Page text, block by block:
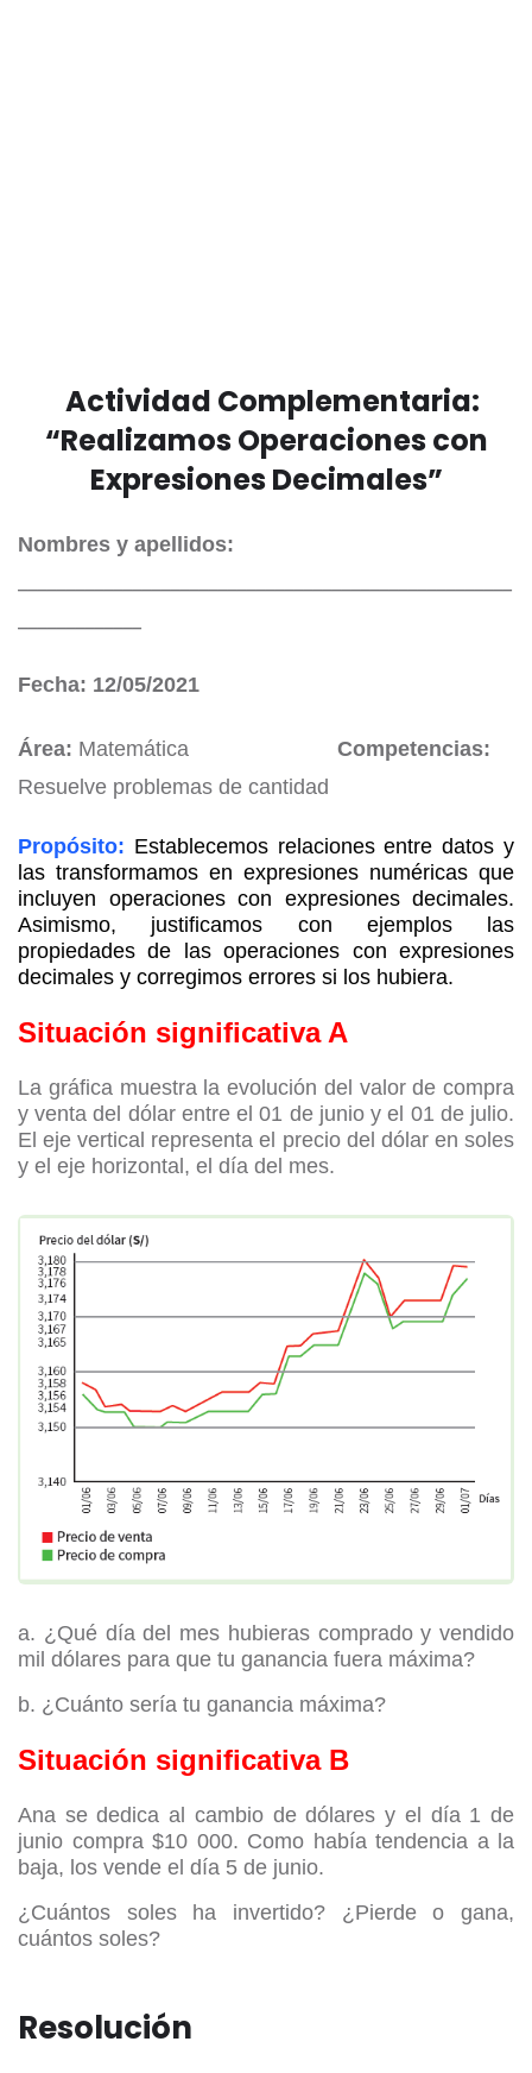
Actividad Complementaria:
“Realizamos Operaciones con
Expresiones Decimales”
Nombres y apellidos:
Fecha: 12/05/2021
Área: Matemática Competencias:
Resuelve problemas de cantidad
Propósito: Establecemos relaciones entre datos y
las transformamos en expresiones numéricas que
incluyen operaciones con expresiones decimales.
Asimismo, justificamos con ejemplos las
propiedades de las operaciones con expresiones
decimales y corregimos errores si los hubiera.
Situación significativa A
La gráfica muestra la evolución del valor de compra
y venta del dólar entre el 01 de junio y el 01 de julio.
El ejevertical representa el precio del dólar en soles
y el eje horizontal, el día del mes.
a. ¿Qué día del mes hubieras comprado y vendido
mil dólares para que tu ganancia fuera máxima?
b. ¿Cuánto sería tu ganancia máxima?
Situación significativa B
Ana se dedica al cambio de dólares y el día 1 de
junio compra $10 000. Como había tendencia a la
baja, los vende el día 5 de junio.
¿Cuántos soles ha invertido? ¿Pierde o gana,
cuántos soles?
Resolución